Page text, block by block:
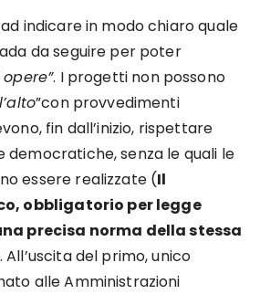
indicare in modo chiaro quale
da seguire per poter
. I progetti non possono
”con provvedimenti
fin dall’inizio, rispettare
democratiche, senza le quali le
essere realizzate (Il
obbligatorio per legge
precisa norma della stessa
. All’uscita del primo, unico
alle Amministrazioni